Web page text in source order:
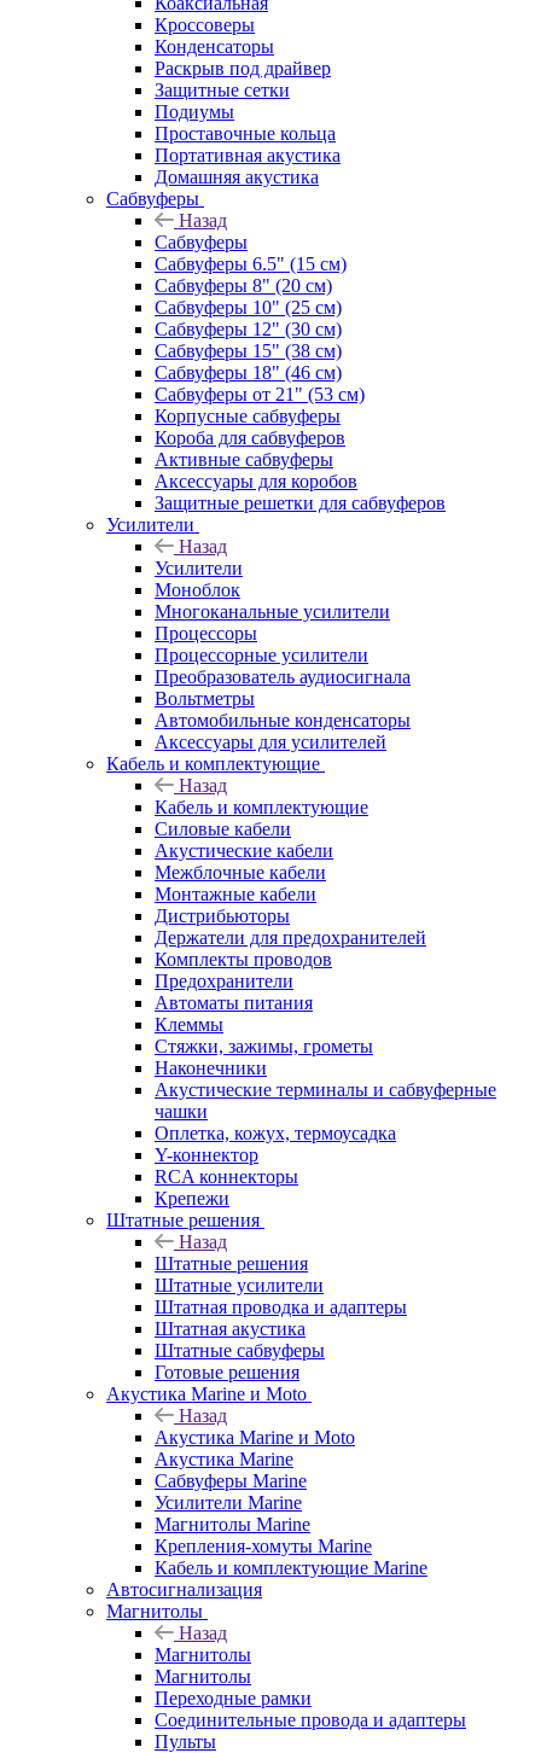
Кроссоверы
Конденсаторы
Раскрыв под драйвер
Защитные сетки
Подиумы
Проставочные кольца
Портативная акустика
Домашняя акустика
Сабвуферы
Назад
Сабвуферы
Сабвуферы 6.5" (15 см)
Сабвуферы 8" (20 см)
Сабвуферы 10" (25 см)
Сабвуферы 12" (30 см)
Сабвуферы 15" (38 см)
Сабвуферы 18" (46 см)
Сабвуферы от 21" (53 см)
Корпусные сабвуферы
Короба для сабвуферов
Активные сабвуферы
Аксессуары для коробов
Защитные решетки для сабвуферов
Усилители
Назад
Усилители
Моноблок
Многоканальные усилители
Процессоры
Процессорные усилители
Преобразователь аудиосигнала
Вольтметры
Автомобильные конденсаторы
Аксессуары для усилителей
Кабель и комплектующие
Назад
Кабель и комплектующие
Силовые кабели
Акустические кабели
Межблочные кабели
Монтажные кабели
Дистрибьюторы
Держатели для предохранителей
Комплекты проводов
Предохранители
Автоматы питания
Клеммы
Стяжки, зажимы, грометы
Наконечники
Акустические терминалы и сабвуферные
чашки
Оплетка, кожух, термоусадка
Y-коннектор
RCA коннекторы
Крепежи
Штатные решения
Назад
Штатные решения
Штатные усилители
Штатная проводка и адаптеры
Штатная акустика
Штатные сабвуферы
Готовые решения
Акустика Marine и Moto
Назад
Акустика Marine и Moto
Акустика Marine
Сабвуферы Marine
Усилители Marine
Магнитолы Marine
Крепления-хомуты Marine
Кабель и комплектующие Marine
Автосигнализация
Магнитолы
Назад
Магнитолы
Магнитолы
Переходные рамки
Соединительные провода и адаптеры
Пульты